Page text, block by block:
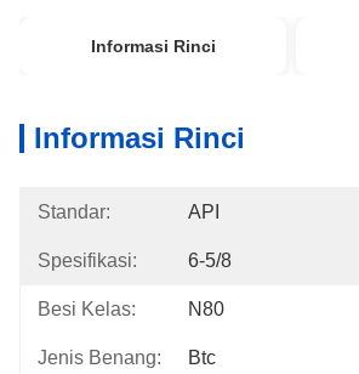
Informasi Rinci
Informasi Rinci
Standar: API
Spesifikasi: 6-5/8
Besi Kelas: N80
Jenis Benang: Btc